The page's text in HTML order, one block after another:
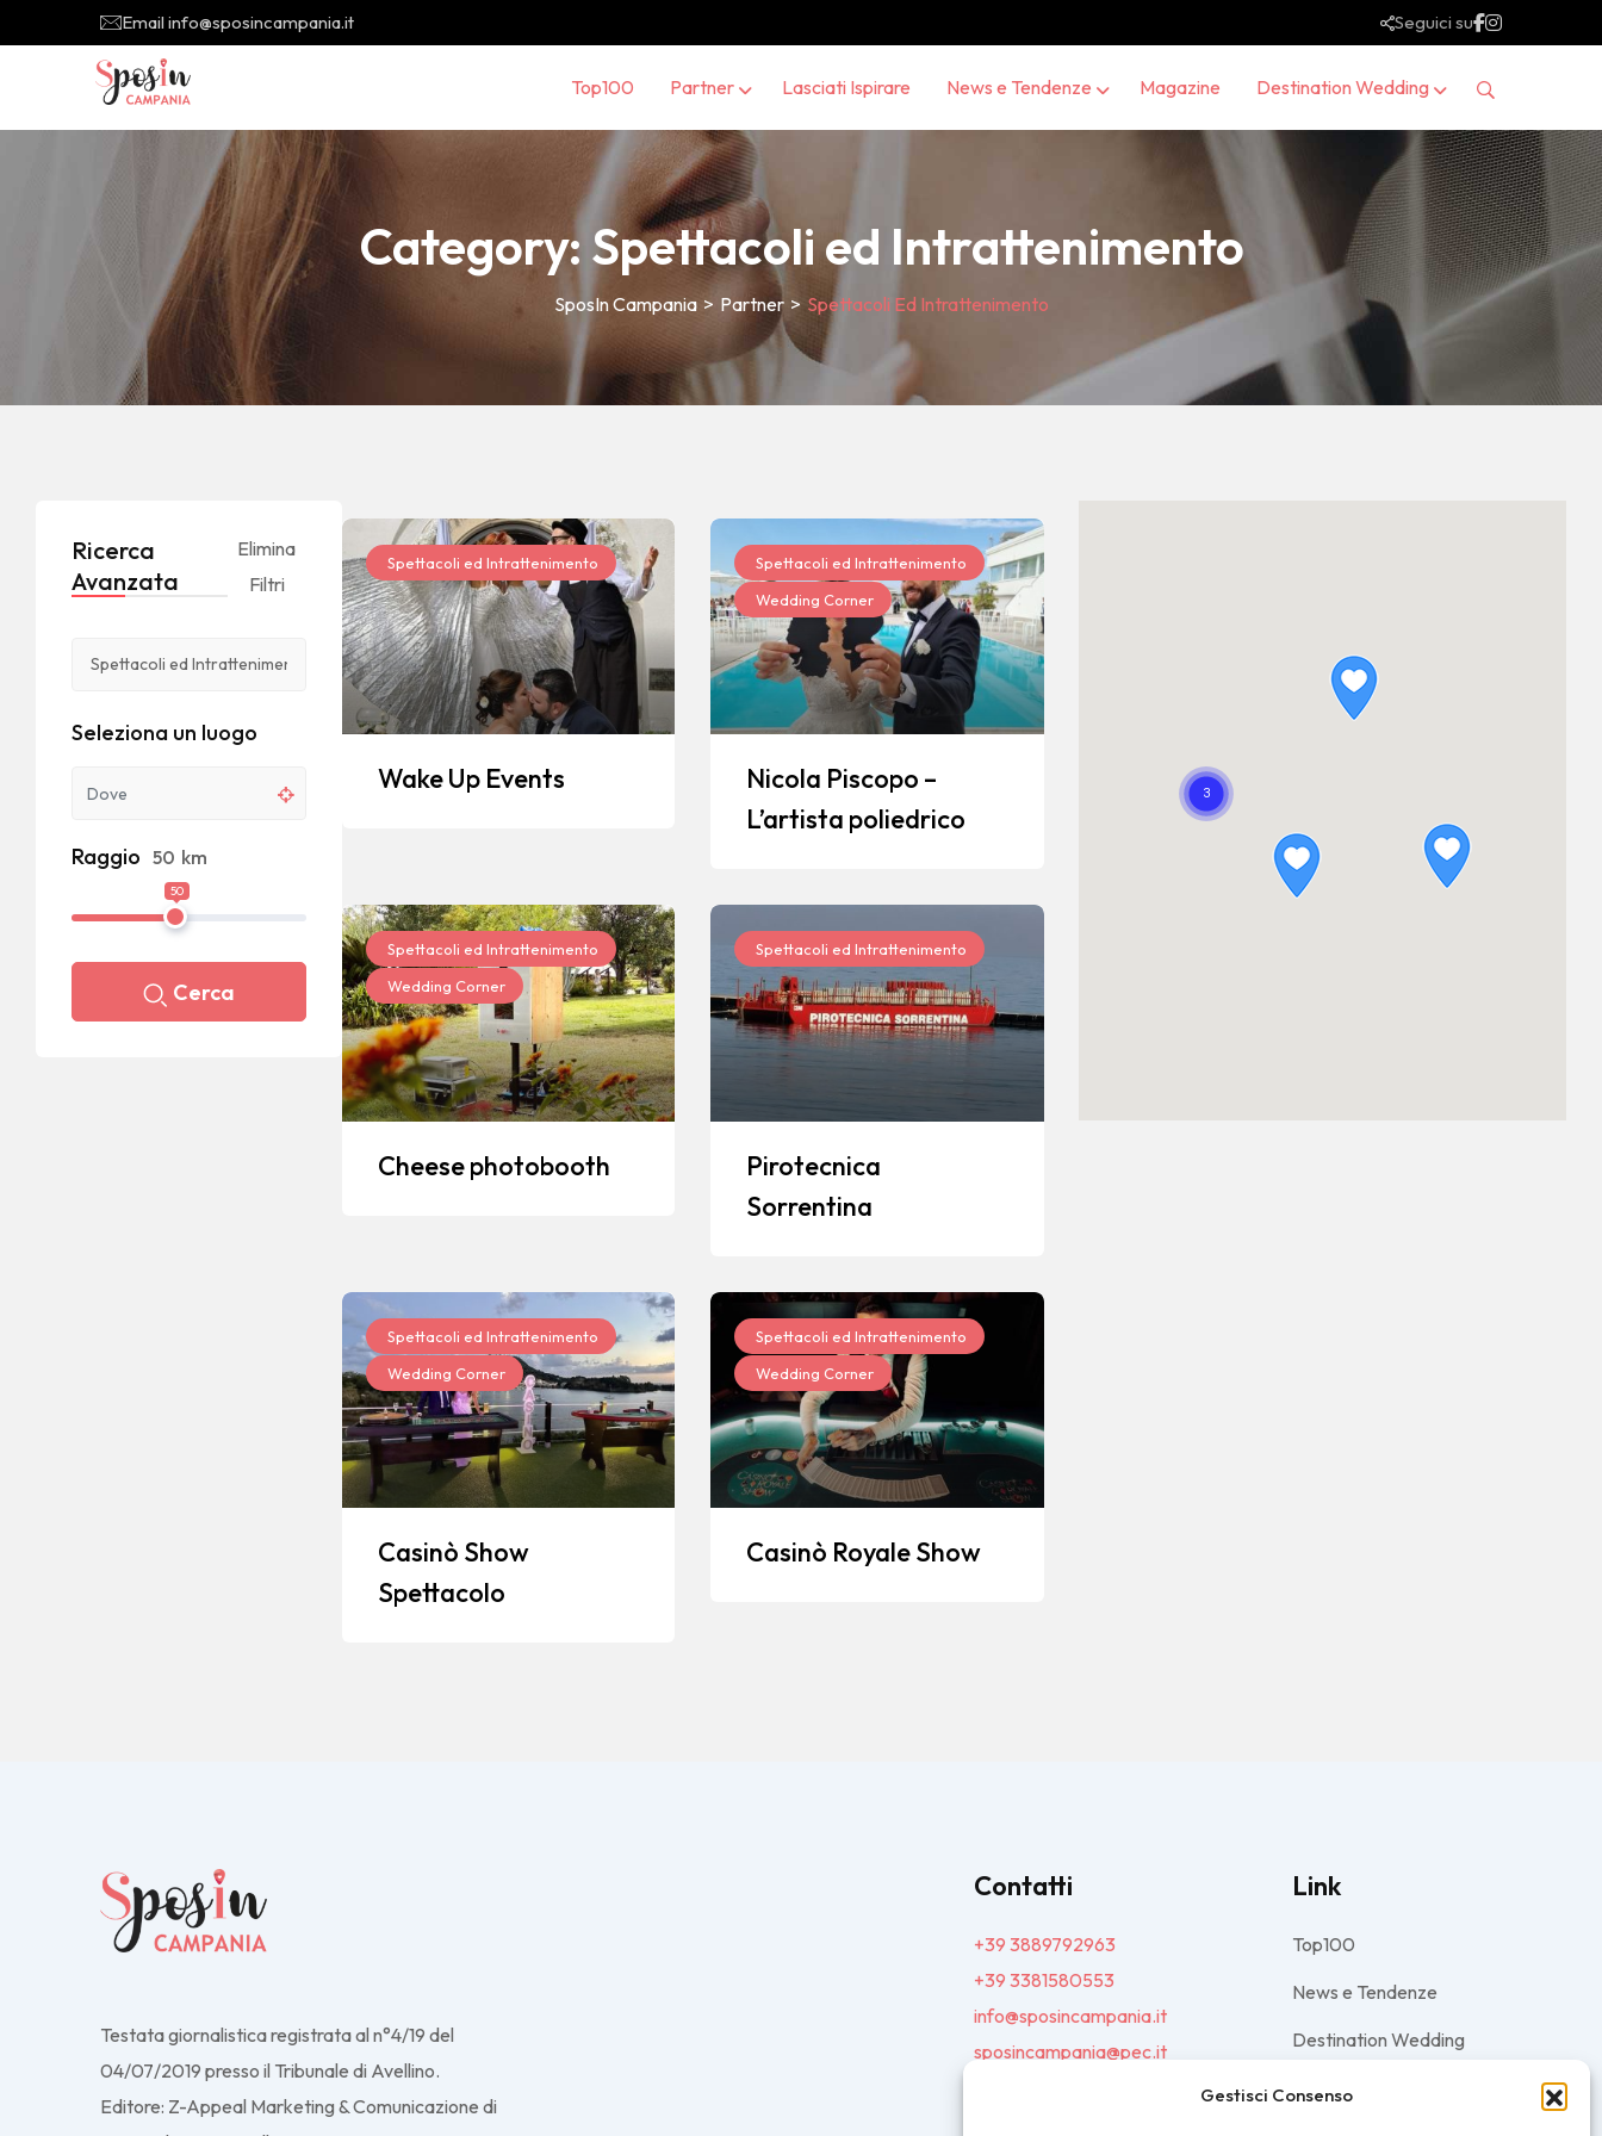
Gestisci Consenso
Email info@sposincampania.it Seguici su
Top100 Partner Lasciati Ispirare News e Tendenze Magazine Destination Wedding
Category: Spettacoli ed Intrattenimento
SposIn Campania > Partner > Spettacoli Ed Intrattenimento
Ricerca
Avanzata
Elimina
Filtri
Seleziona un luogo
Raggio 50 km
50
Cerca
Spettacoli ed Intrattenimento
Wake Up Events
Spettacoli ed Intrattenimento
Wedding Corner
Nicola Piscopo –
L’artista poliedrico
Spettacoli ed Intrattenimento
Wedding Corner
Cheese photobooth
Spettacoli ed Intrattenimento
Pirotecnica
Sorrentina
Spettacoli ed Intrattenimento
Wedding Corner
Casinò Show
Spettacolo
Spettacoli ed Intrattenimento
Wedding Corner
Casinò Royale Show
Testata giornalistica registrata al n°4/19 del
04/07/2019 presso il Tribunale di Avellino.
Editore: Z-Appeal Marketing & Comunicazione di
Contatti
+39 3889792963
+39 3381580553
info@sposincampania.it
sposincampania@pec.it
Link
Top100
News e Tendenze
Destination Wedding
Magazine